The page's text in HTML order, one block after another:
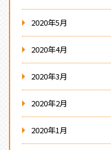
2020年5月
2020年4月
2020年3月
2020年2月
2020年1月